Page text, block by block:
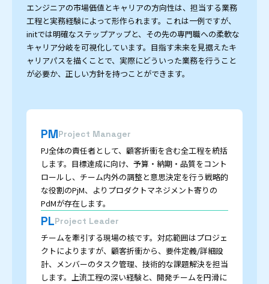
エンジニアの市場価値とキャリアの方向性は、担当する業務
工程と実務経験によって形作られます。これは一例ですが、
initでは明確なステップアップと、その先の専門職への柔軟な
キャリア分岐を可視化しています。目指す未来を見据えたキ
ャリアパスを描くことで、実際にどういった業務を行うこと
が必要か、正しい方針を持つことができます。
PMProject Manager
PJ全体の責任者として、顧客折衝を含む全工程を統括
します。目標達成に向け、予算・納期・品質をコント
ロールし、チーム内外の調整と意思決定を行う戦略的
な役割のPjM、よりプロダクトマネジメント寄りの
PdMが存在します。
PLProject Leader
チームを牽引する現場の核です。対応範囲はプロジェ
クトによりますが、顧客折衝から、要件定義/詳細設
計、メンバーのタスク管理、技術的な課題解決を担当
します。上流工程の深い経験と、開発チームを円滑に